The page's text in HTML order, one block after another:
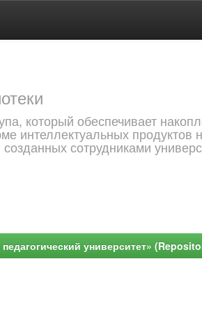
который обеспечивает
интеллектуальных продуктов
сотрудниками
университет»